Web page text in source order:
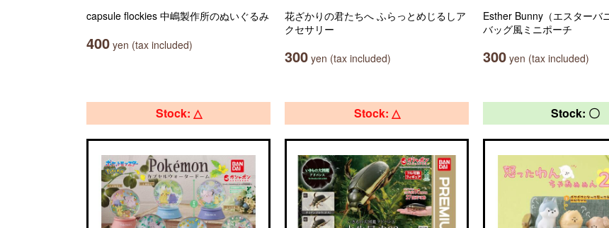
capsule flockies 中嶋製作所のぬいぐるみ
400 yen (tax included)
花ざかりの君たちへ ふらっとめじるしア
クセサリー
300 yen (tax included)
Esther Bunny（エスターバ
バッグ風ミニポーチ
300 yen (tax included)
Stock: △ Stock: △ Stock: 〇